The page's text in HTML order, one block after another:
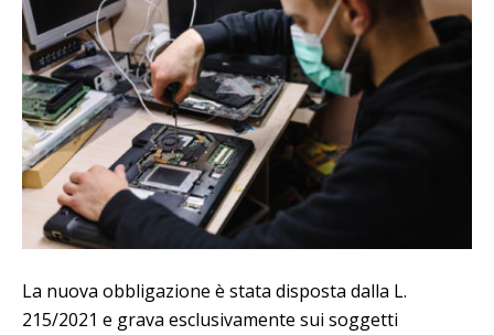
La nuova obbligazione è stata disposta dalla L.
215/2021 e grava esclusivamente sui soggetti